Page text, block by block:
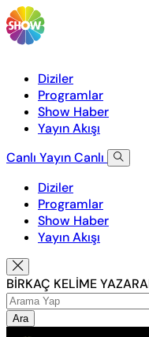
Diziler
Programlar
Show Haber
Yayın Akışı
Canlı YayınCanlı
Diziler
Programlar
Show Haber
Yayın Akışı
BİRKAÇ KELİME
Ara